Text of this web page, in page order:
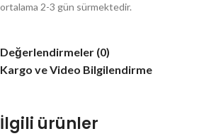
ortalama 2-3 gün sürmektedir.
Değerlendirmeler (0)
Kargo ve Video Bilgilendirme
İlgili ürünler